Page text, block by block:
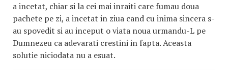
a incetat, chiar si la cei mai inraiti care fumau doua
pachete pe zi, a incetat in ziua cand cu inima sincera s-
au spovedit si au inceput o viata noua urmandu-L pe
Dumnezeu ca adevarati crestini in fapta. Aceasta
solutie niciodata nu a esuat.